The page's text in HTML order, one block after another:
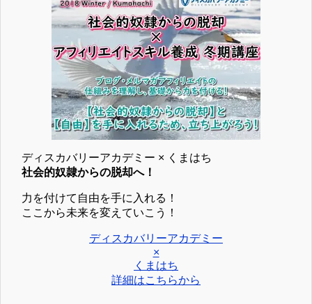
ディスカバリーアカデミー × くまはち
社会的奴隷からの脱却へ！
力を付けて自由を手に入れる！
ここから未来を変えていこう！
ディスカバリーアカデミー
×
くまはち
詳細はこちらから